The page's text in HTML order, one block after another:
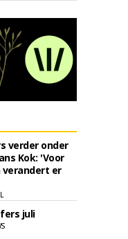
verder onder
Kok: 'Voor
er
juli